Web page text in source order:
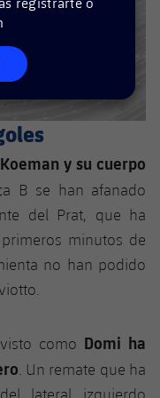
y su cuerpo
B se han afanado
del Prat, que ha
minutos de
no han podido
como Domi ha
. Un remate que ha
lateral izquierdo